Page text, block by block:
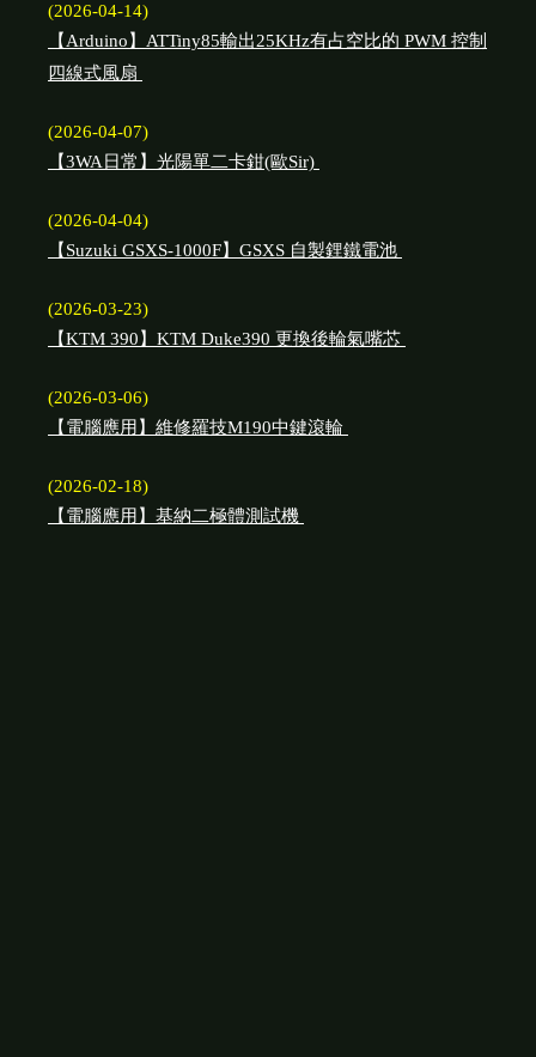
(2026-04-14)
【Arduino】ATTiny85輸出25KHz有占空比的 PWM 控制
四線式風扇
(2026-04-07)
【3WA日常】光陽單二卡鉗(歐Sir)
(2026-04-04)
【Suzuki GSXS-1000F】GSXS 自製鋰鐵電池
(2026-03-23)
【KTM 390】KTM Duke390 更換後輪氣嘴芯
(2026-03-06)
【電腦應用】維修羅技M190中鍵滾輪
(2026-02-18)
【電腦應用】基納二極體測試機